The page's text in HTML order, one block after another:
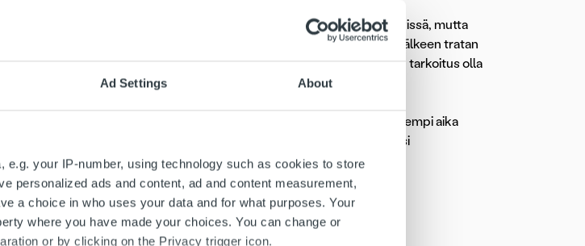
Ad Settings About
e.g. your IP-number, using technology such as cookies to store
personalized ads and content, ad and content measurement,
a choice in who uses your data and for what purposes. Your
where you have made your choices. You can change or
or by clicking on the Privacy trigger icon.
rajoitukset keventyvät ja tratta on yhtiömuodosta riippumatta käytettävissä, mutta
pidennetään väliaikaisesti 10 päivästä 21 päivään. Protestointiajan jälkeen tratan
luottotietorekisteriin. Tratan protestointia koskevan muutoksen on tarkoitus olla
vuoksi maksuvaikeuksissa olevia yrityksiä antamalla niille pidempi aika
ennen tratan mahdollista julkaisua tai ilmoittamista merkittäväksi
on odotettavissa myös